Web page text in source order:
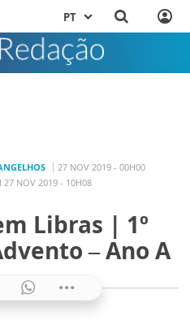
PT
27 NOV 2019 - 00H00
27 NOV 2019 - 10H08
Libras | 1º
– Ano A